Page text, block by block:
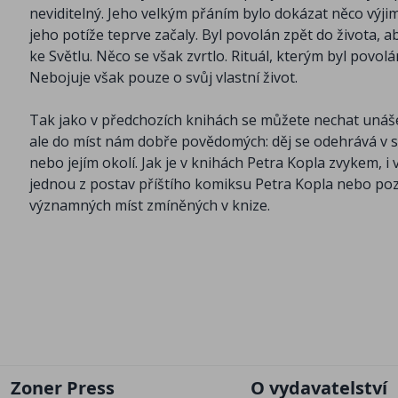
neviditelný. Jeho velkým přáním bylo dokázat něco
jeho potíže teprve začaly. Byl povolán zpět do života,
ke Světlu. Něco se však zvrtlo. Rituál, kterým byl
Nebojuje však pouze o svůj vlastní život.
Tak jako v předchozích knihách se můžete nechat
ale do míst nám dobře povědomých: děj se odehrává
nebo jejím okolí. Jak je v knihách Petra Kopla
jednou z postav příštího komiksu Petra Kopla nebo
významných míst zmíněných v knize.
Zoner Press O vydavatelství